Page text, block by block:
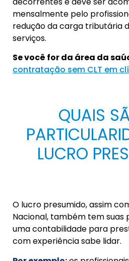
mensalmente pelo
redução da carga tributária
serviços.
Se você for da área da
contratação sem CLT em
QUAIS
LUCRO
O lucro presumido, assim
Nacional, também tem suas
uma contabilidade para
com experiência sabe lidar.